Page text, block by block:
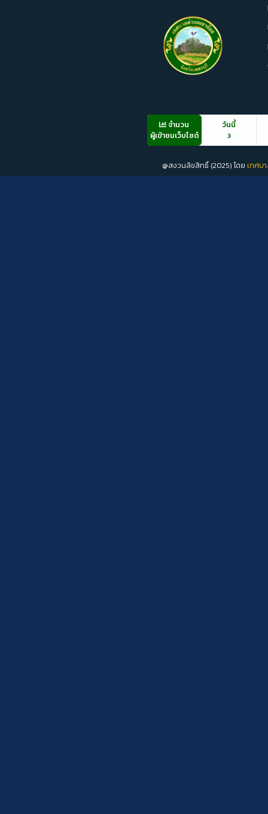
จำนวน
ผู้เข้าชมเว็บไซต์
วันนี้
3
@สงวนลิขสิทธิ์ (2025) โดย เทศบ